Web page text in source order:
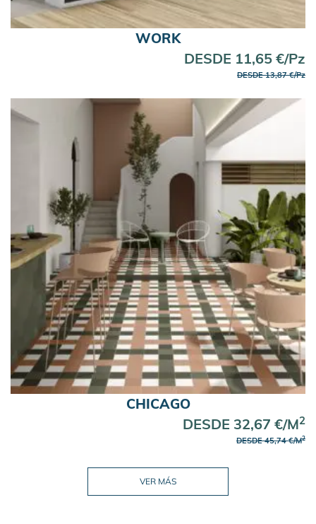
WORK
DESDE 11,65 €/Pz
DESDE 13,87 €/Pz
CHICAGO
DESDE 32,67 €/M2
DESDE 45,74 €/M2